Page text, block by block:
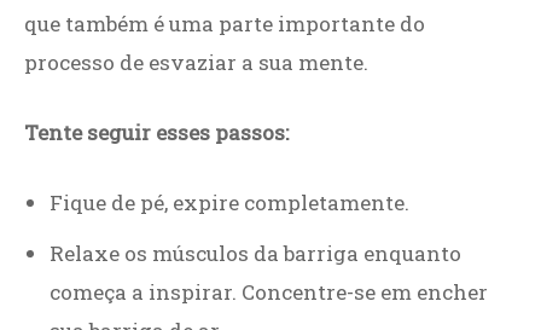
que também é uma parte importante do
processo de esvaziar a sua mente.
Tente seguir esses passos:
Fique de pé, expire completamente.
Relaxe os músculos da barriga enquanto
começa a inspirar. Concentre-se em encher